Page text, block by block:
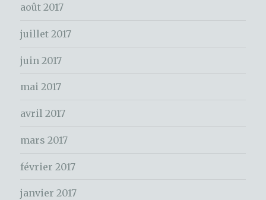
e
:
août 2017
juillet 2017
juin 2017
mai 2017
avril 2017
mars 2017
février 2017
janvier 2017